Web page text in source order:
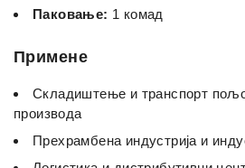
Паковање: 1 комад
Примене
Складиштење и транспорт
производа
Прехрамбена индустрија и